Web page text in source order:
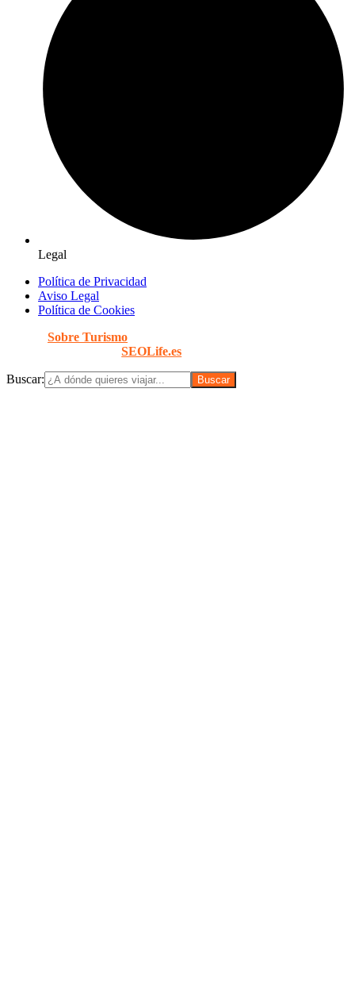
Legal
Política de Privacidad
Aviso Legal
Política de Cookies
Sobre Turismo
porSEOLife.es
Buscar: